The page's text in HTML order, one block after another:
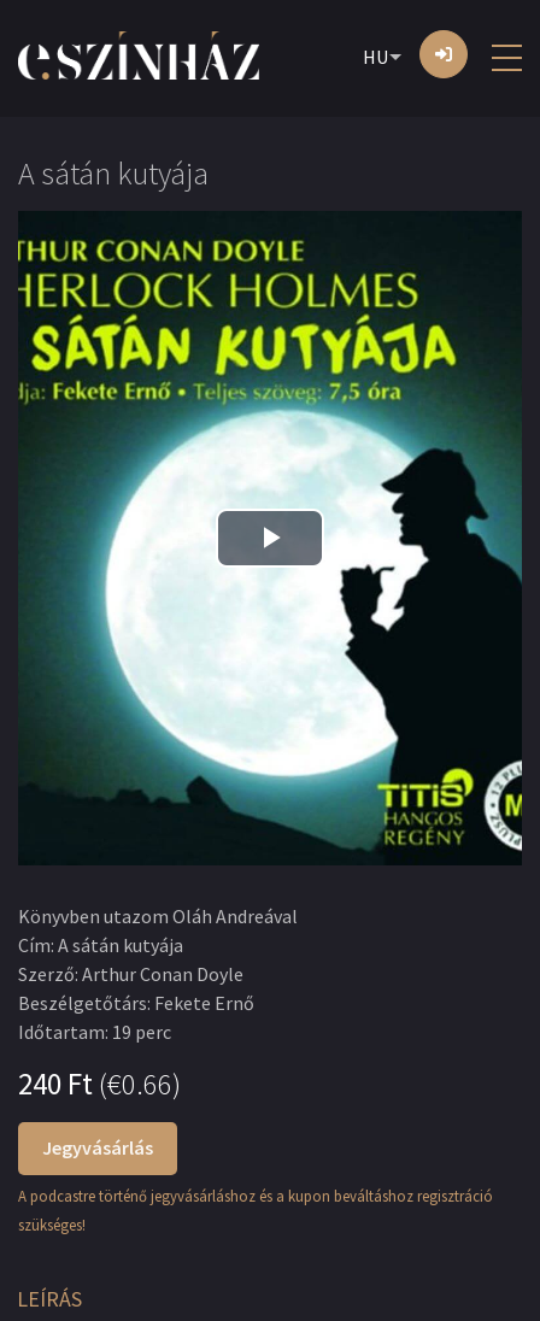
HU
A sátán kutyája
Play
Video
Könyvben utazom Oláh Andreával
Cím: A sátán kutyája
Szerző: Arthur Conan Doyle
Beszélgetőtárs: Fekete Ernő
Időtartam: 19 perc
240 Ft(€0.66)
Jegyvásárlás
A podcastre történő jegyvásárláshoz és a kupon beváltáshoz regisztráció
szükséges!
LEÍRÁS